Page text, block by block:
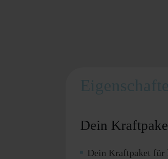
Dein
Dein Kraftpaket für